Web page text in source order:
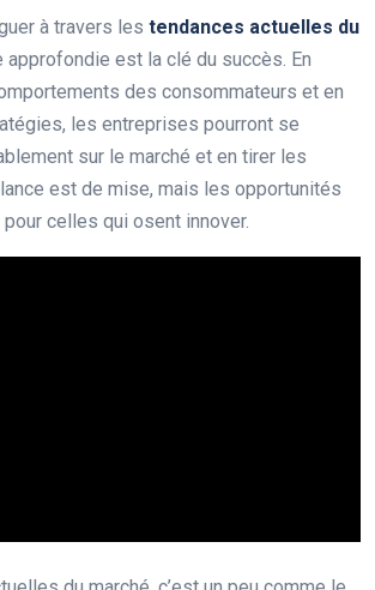
à travers les tendances actuelles du
approfondie est la clé du succès. En
des consommateurs et en
les entreprises pourront se
sur le marché et en tirer les
est de mise, mais les opportunités
celles qui osent innover.